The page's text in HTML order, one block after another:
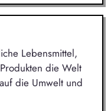
Lebensmittel,
die Welt
die Umwelt und